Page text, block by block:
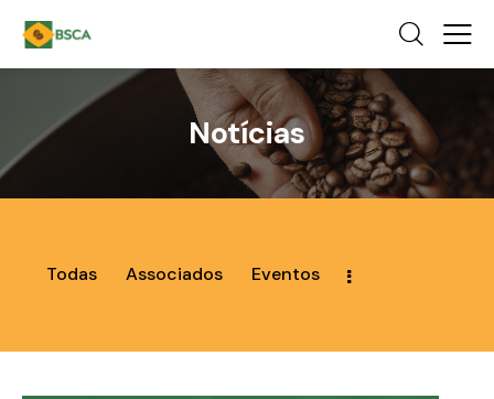
Notícias
Todas Associados Eventos